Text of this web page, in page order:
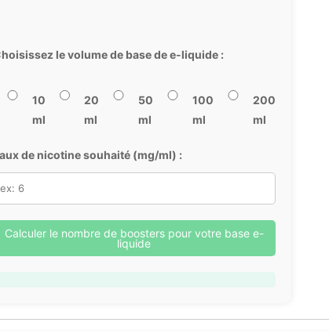
le volume de base de e-liquide :
10
ml
20
ml
50
ml
100
ml
200
ml
de nicotine souhaité (mg/ml) :
Calculer le nombre de boosters pour votre base e-
liquide